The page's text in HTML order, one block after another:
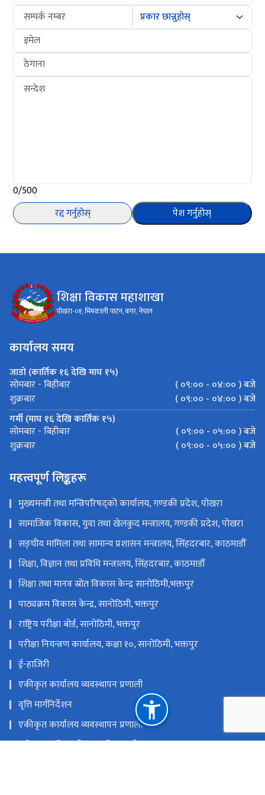
सम्पर्क नम्बर
इमेल
ठेगाना
सन्देश
0/500
रद्द गर्नुहोस्
पेश गर्नुहोस्
शिक्षा विकास महाशाखा
पोखरा-०१, भिमकाली पाटन, बगर, नेपाल
कार्यालय समय
जाडो (कार्तिक १६ देखि माघ १५)
सोमबार - बिहीबार
( ०९:०० - ०४:०० ) बजे
शुक्रबार
( ०९:०० - ०४:०० ) बजे
गर्मी (माघ १६ देखि कार्तिक १५)
सोमबार - बिहीबार
( ०९:०० - ०५:०० ) बजे
शुक्रबार
( ०९:०० - ०५:०० ) बजे
महत्त्वपूर्ण लिङ्कहरू
मुख्यमन्त्री तथा मन्त्रिपरिषद्को कार्यालय, गण्डकी प्रदेश, पोखरा
सामाजिक विकास, युवा तथा खेलकुद मन्त्रालय, गण्डकी प्रदेश, पोखरा
सङ्‍घीय मामिला तथा सामान्य प्रशासन मन्त्रालय, सिंहदरबार, काठमाडौँ
शिक्षा, विज्ञान तथा प्रविधि मन्त्रालय, सिंहदरबार, काठमाडौँ
शिक्षा तथा मानव स्रोत विकास केन्द्र सानोठिमी,भक्तपुर
पाठ्यक्रम विकास केन्द्र, सानोठिमी, भक्तपुर
राष्ट्रिय परीक्षा बोर्ड, सानोठिमी, भक्तपुर
परीक्षा नियन्त्रण कार्यालय, कक्षा १०, सानोठिमी, भक्तपुर
ई-हाजिरी
एकीकृत कार्यालय व्यवस्थापन प्रणाली
वृत्ति मार्गनिर्देशन
एकीकृत कार्यालय व्यवस्थापन प्रणाली
राष्ट्रिय प्राकृतिक स्रोत तथा वित्त आयोग